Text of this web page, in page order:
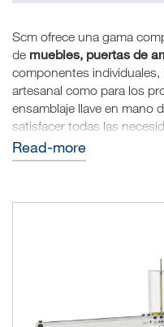
Scm ofrece una gama
de muebles, puertas de
componentes individuales,
artesanal como para los
ensamblaje llave en mano
satisfacer todas las
la fiabilidad y la facilidad de
productividad.
read-more